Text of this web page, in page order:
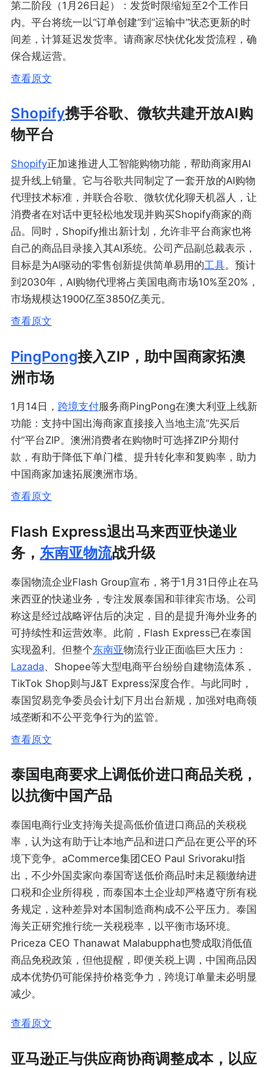
第二阶段（1月26日起）：发货时限缩短至2个工作日
内。平台将统一以“订单创建”到“运输中”状态更新的时
间差，计算延迟发货率。请商家尽快优化发货流程，确
保合规运营。
查看原文
Shopify携手谷歌、微软共建开放AI购
物平台
Shopify正加速推进人工智能购物功能，帮助商家用AI
提升线上销量。它与谷歌共同制定了一套开放的AI购物
代理技术标准，并联合谷歌、微软优化聊天机器人，让
消费者在对话中更轻松地发现并购买Shopify商家的商
品。同时，Shopify推出新计划，允许非平台商家也将
自己的商品目录接入其AI系统。公司产品副总裁表示，
目标是为AI驱动的零售创新提供简单易用的工具。预计
到2030年，AI购物代理将占美国电商市场10%至20%，
市场规模达1900亿至3850亿美元。
查看原文
PingPong接入ZIP，助中国商家拓澳
洲市场
1月14日， 跨境支付服务商PingPong在澳大利亚上线新
功能：支持中国出海商家直接接入当地主流“先买后
付”平台ZIP。澳洲消费者在购物时可选择ZIP分期付
款，有助于降低下单门槛、提升转化率和复购率，助力
中国商家加速拓展澳洲市场。
查看原文
Flash Express退出马来西亚快递业
务， 东南亚物流战升级
泰国物流企业Flash Group宣布，将于1月31日停止在马
来西亚的快递业务，专注发展泰国和菲律宾市场。公司
称这是经过战略评估后的决定，目的是提升海外业务的
可持续性和运营效率。此前，Flash Express已在泰国
实现盈利。但整个东南亚物流行业正面临巨大压力：
Lazada、Shopee等大型电商平台纷纷自建物流体系，
TikTok Shop则与J&T Express深度合作。与此同时，
泰国贸易竞争委员会计划下月出台新规，加强对电商领
域垄断和不公平竞争行为的监管。
查看原文
泰国电商要求上调低价进口商品关税，
以抗衡中国产品
泰国电商行业支持海关提高低价值进口商品的关税税
率，认为这有助于让本地产品和进口产品在更公平的环
境下竞争。aCommerce集团CEO Paul Srivorakul指
出，不少外国卖家向泰国寄送低价商品时未足额缴纳进
口税和企业所得税，而泰国本土企业却严格遵守所有税
务规定，这种差异对本国制造商构成不公平压力。泰国
海关正研究推行统一关税税率，以平衡市场环境。
Priceza CEO Thanawat Malabuppha也赞成取消低值
商品免税政策，但他提醒，即便关税上调，中国商品因
成本优势仍可能保持价格竞争力，跨境订单量未必明显
减少。
查看原文
亚马逊正与供应商协商调整成本，以应